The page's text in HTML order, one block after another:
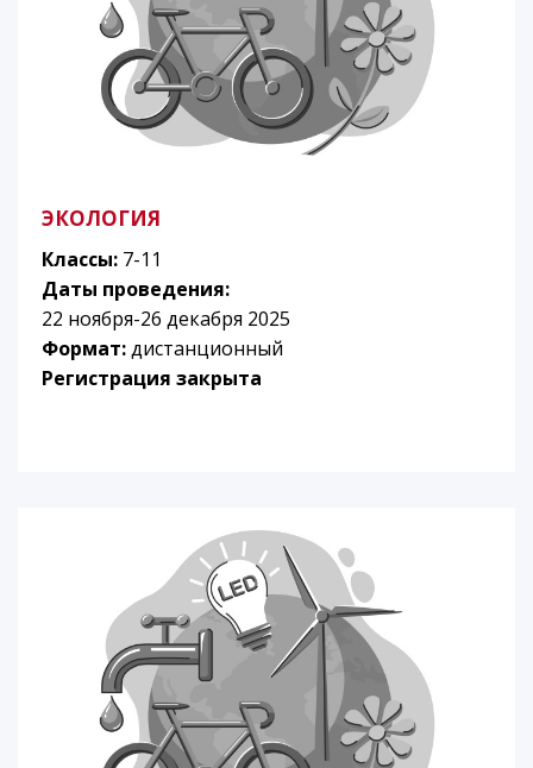
ЭКОЛОГИЯ
Классы: 7-11
Даты проведения:
22 ноября-26 декабря 2025
Формат:дистанционный
Регистрация закрыта